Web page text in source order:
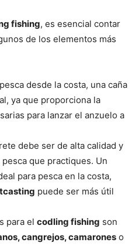
fishing, es esencial contar
de los elementos más
desde la costa, una caña
ya que proporciona la
para lanzar el anzuelo a
debe ser de alta calidad y
que practiques. Un
para pesca en la costa,
puede ser más útil
para el codling fishing son
cangrejos, camarones o